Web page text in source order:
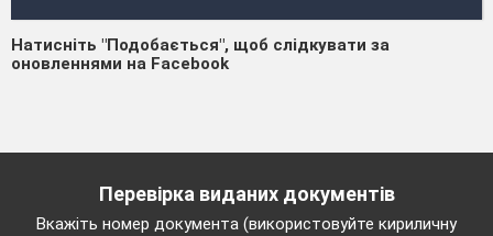
Натисніть "Подобається", щоб слідкувати за
оновленнями на Facebook
Перевірка виданих документів
Вкажіть номер документа (використовуйте кириличну